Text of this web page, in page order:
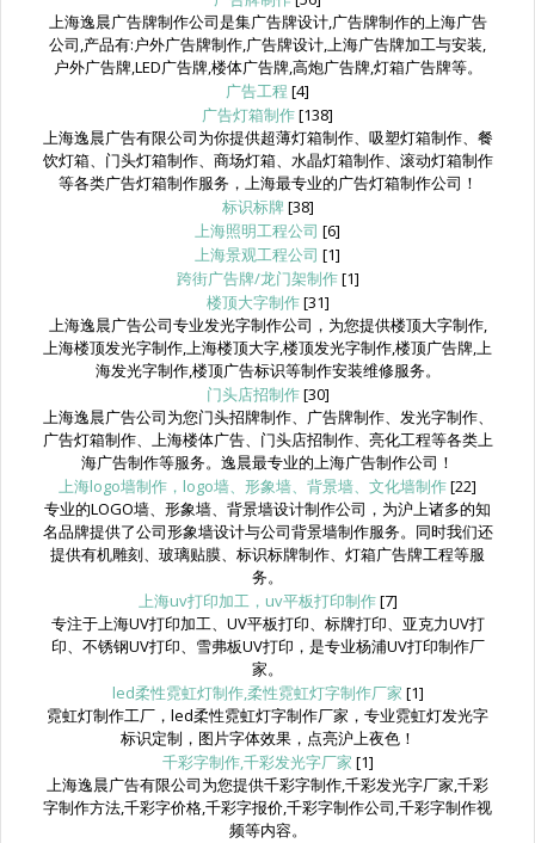
上海逸晨广告牌制作公司是集广告牌设计,广告牌制作的上海广告
公司,产品有:户外广告牌制作,广告牌设计,上海广告牌加工与安装,
户外广告牌,LED广告牌,楼体广告牌,高炮广告牌,灯箱广告牌等。
广告工程 [4]
广告灯箱制作[138]
上海逸晨广告有限公司为你提供超薄灯箱制作、吸塑灯箱制作、餐
饮灯箱、门头灯箱制作、商场灯箱、水晶灯箱制作、滚动灯箱制作
等各类广告灯箱制作服务，上海最专业的广告灯箱制作公司！
标识标牌 [38]
上海照明工程公司 [6]
上海景观工程公司 [1]
跨街广告牌/龙门架制作[1]
楼顶大字制作[31]
上海逸晨广告公司专业发光字制作公司，为您提供楼顶大字制作,
上海楼顶发光字制作,上海楼顶大字,楼顶发光字制作,楼顶广告牌,上
海发光字制作,楼顶广告标识等制作安装维修服务。
门头店招制作[30]
上海逸晨广告公司为您门头招牌制作、广告牌制作、发光字制作、
广告灯箱制作、上海楼体广告、门头店招制作、亮化工程等各类上
海广告制作等服务。逸晨最专业的上海广告制作公司！
上海logo墙制作，logo墙、形象墙、背景墙、文化墙制作[22]
专业的LOGO墙、形象墙、背景墙设计制作公司，为沪上诸多的知
名品牌提供了公司形象墙设计与公司背景墙制作服务。同时我们还
提供有机雕刻、玻璃贴膜、标识标牌制作、灯箱广告牌工程等服
务。
上海uv打印加工，uv平板打印制作[7]
专注于上海UV打印加工、UV平板打印、标牌打印、亚克力UV打
印、不锈钢UV打印、雪弗板UV打印，是专业杨浦UV打印制作厂
家。
led柔性霓虹灯制作,柔性霓虹灯字制作厂家 [1]
霓虹灯制作工厂，led柔性霓虹灯字制作厂家，专业霓虹灯发光字
标识定制，图片字体效果，点亮沪上夜色！
千彩字制作,千彩发光字厂家 [1]
上海逸晨广告有限公司为您提供千彩字制作,千彩发光字厂家,千彩
字制作方法,千彩字价格,千彩字报价,千彩字制作公司,千彩字制作视
频等内容。